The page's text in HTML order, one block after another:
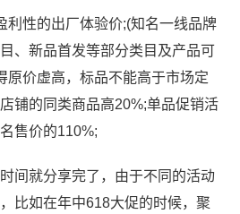
利性的出厂体验价;(知名一线品牌
、新品首发等部分类目及产品可
原价虚高，标品不能高于市场定
铺的同类商品高20%;单品促销活
售价的110%;
间就分享完了，由于不同的活动
比如在年中618大促的时候，聚